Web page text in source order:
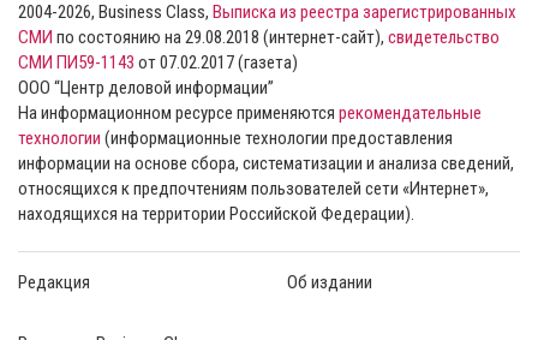
2004-2026, Business Class, Выписка из реестра зарегистрированных
СМИ по состоянию на 29.08.2018 (интернет-сайт), свидетельство
СМИ ПИ59-1143 от 07.02.2017 (газета)
ООО “Центр деловой информации”
На информационном ресурсе применяются рекомендательные
технологии (информационные технологии предоставления
информации на основе сбора, систематизации и анализа сведений,
относящихся к предпочтениям пользователей сети «Интернет»,
находящихся на территории Российской Федерации).
Редакция Об издании